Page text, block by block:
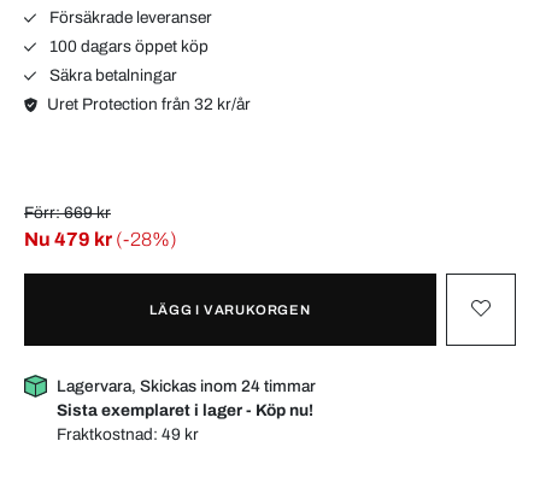
Försäkrade leveranser
100 dagars öppet köp
Säkra betalningar
Uret Protection från 32 kr/år
Förr: 669 kr
Nu 479 kr (-28%)
LÄGG I VARUKORGEN
Lagervara, Skickas inom 24 timmar
Sista exemplaret i lager - Köp nu!
Fraktkostnad:49 kr